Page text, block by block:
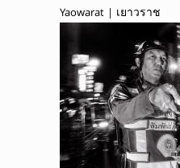
Yaowarat | เยาวราช